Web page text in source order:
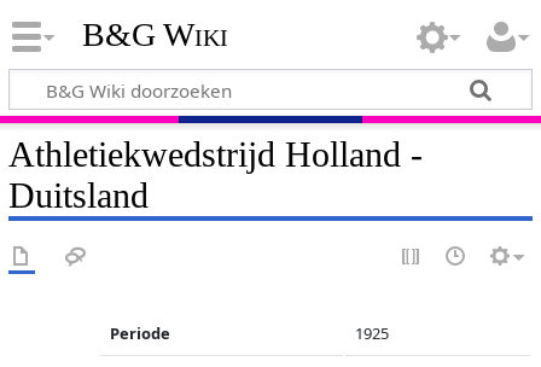
B&G Wiki
Athletiekwedstrijd Holland -
Duitsland
Periode 1925